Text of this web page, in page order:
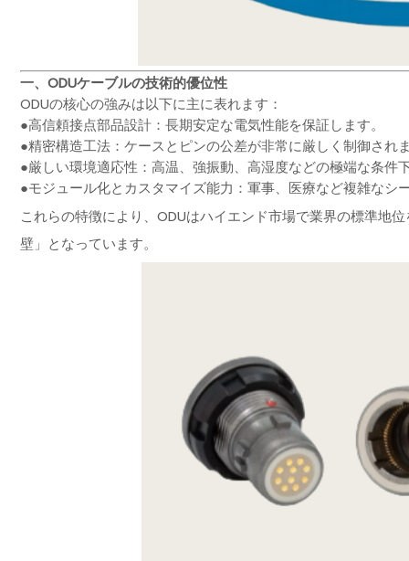
一、ODUケーブルの技術的優位性
ODUの核心の強みは以下に主に表れます：
●高信頼接点部品設計：長期安定な電気性能を保証します。
●精密構造工法：ケースとピンの公差が非常に厳しく制御され
●厳しい環境適応性：高温、強振動、高湿度などの極端な条件
●モジュール化とカスタマイズ能力：軍事、医療など複雑なシ
これらの特徴により、ODUはハイエンド市場で業界の標準地
壁」となっています。